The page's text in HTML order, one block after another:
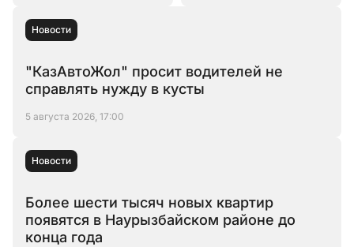
"КазАвтоЖол" просит водителей не
справлять нужду в кусты
5 августа 2026, 17:00
Новости
Более шести тысяч новых квартир
появятся в Наурызбайском районе до
конца года
Новости